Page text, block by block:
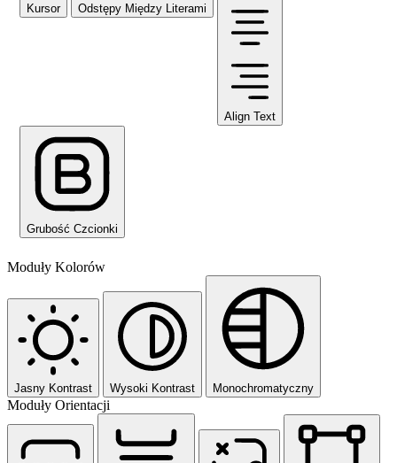
Kursor Odstępy Między Literami
Align Text
Grubość Czcionki
Moduły Kolorów
Jasny Kontrast Wysoki Kontrast Monochromatyczny
Moduły Orientacji